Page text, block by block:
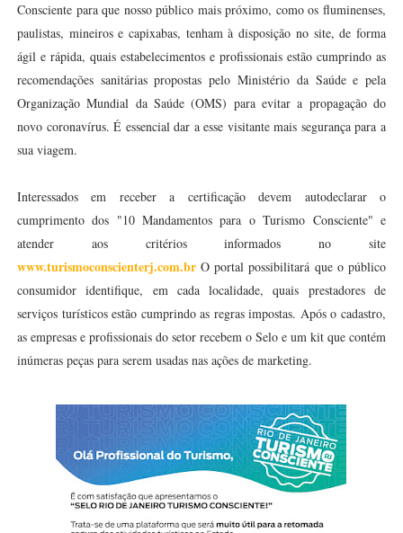
Consciente para que nosso público mais próximo, como os fluminenses,
paulistas, mineiros e capixabas, tenham à disposição no site, de forma
ágil e rápida, quais estabelecimentos e profissionais estão cumprindo as
recomendações sanitárias propostas pelo Ministério da Saúde e pela
Organização Mundial da Saúde (OMS) para evitar a propagação do
novo coronavírus. É essencial dar a esse visitante mais segurança para a
sua viagem.
Interessados em receber a certificação devem autodeclarar o
cumprimento dos "10 Mandamentos para o Turismo Consciente" e
atender aos critérios informados no site
www.turismoconscienterj.com.brO portal possibilitará que o público
consumidor identifique, em cada localidade, quais prestadores de
serviços turísticos estão cumprindo as regras impostas. Após o cadastro,
as empresas e profissionais do setor recebem o Selo e um kit que contém
inúmeras peças para serem usadas nas ações de marketing.